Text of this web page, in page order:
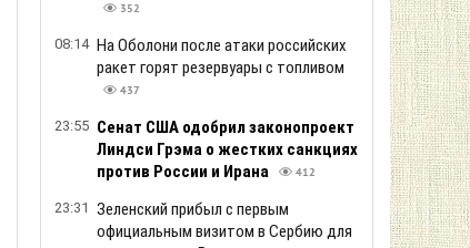
352
08:14 На Оболони после атаки российских
ракет горят резервуары с топливом
437
23:55 Сенат США одобрил законопроект
Линдси Грэма о жестких санкциях
против России и Ирана
412
23:31 Зеленский прибыл с первым
официальным визитом в Сербию для